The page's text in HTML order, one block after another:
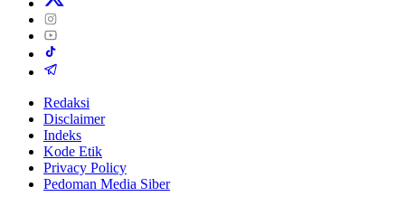
Redaksi
Disclaimer
Indeks
Kode Etik
Privacy Policy
Pedoman Media Siber